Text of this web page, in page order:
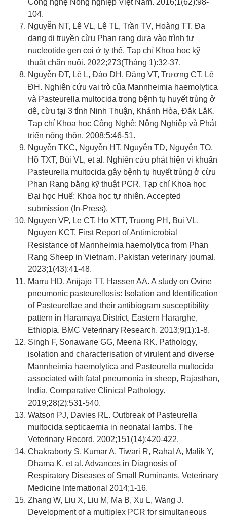
104.
Nguyễn NT, Lê VL, Lê TL, Trần TV, Hoàng TT. Đa
dạng di truyền cừu Phan rang dựa vào trình tự
nucleotide gen coi ở ty thể. Tạp chí Khoa học kỹ
thuật chăn nuôi. 2022;273(Tháng 1):32-37.
Nguyễn ĐT, Lê L, Đào DH, Đặng VT, Trương CT, Lê
ĐH. Nghiên cứu vai trò của Mannheimia haemolytica
và Pasteurella multocida trong bệnh tụ huyết trùng ở
dê, cừu tại 3 tỉnh Ninh Thuận, Khánh Hòa, Đắk LắK.
Tạp chí Khoa học Công Nghệ: Nông Nghiệp và Phát
triển nông thôn. 2008;5:46-51.
Nguyễn TKC, Nguyễn HT, Nguyễn TD, Nguyễn TO,
Hồ TXT, Bùi VL, et al. Nghiên cứu phát hiện vi khuẩn
Pasteurella multocida gây bệnh tụ huyết trùng ở cừu
Phan Rang bằng kỹ thuật PCR. Tạp chí Khoa học
Đại học Huế: Khoa học tự nhiên. Accepted
submission (In-Press).
Nguyen VP, Le CT, Ho XTT, Truong PH, Bui VL,
Nguyen KCT. First Report of Antimicrobial
Resistance of Mannheimia haemolytica from Phan
Rang Sheep in Vietnam. Pakistan veterinary journal.
2023;1(43):41-48.
Marru HD, Anijajo TT, Hassen AA. A study on Ovine
pneumonic pasteurellosis: Isolation and Identification
of Pasteurellae and their antibiogram susceptibility
pattern in Haramaya District, Eastern Hararghe,
Ethiopia. BMC Veterinary Research. 2013;9(1):1-8.
Singh F, Sonawane GG, Meena RK. Pathology,
isolation and characterisation of virulent and diverse
Mannheimia haemolytica and Pasteurella multocida
associated with fatal pneumonia in sheep, Rajasthan,
India. Comparative Clinical Pathology.
2019;28(2):531-540.
Watson PJ, Davies RL. Outbreak of Pasteurella
multocida septicaemia in neonatal lambs. The
Veterinary Record. 2002;151(14):420-422.
Chakraborty S, Kumar A, Tiwari R, Rahal A, Malik Y,
Dhama K, et al. Advances in Diagnosis of
Respiratory Diseases of Small Ruminants. Veterinary
Medicine International 2014;1-16.
Zhang W, Liu X, Liu M, Ma B, Xu L, Wang J.
Development of a multiplex PCR for simultaneous